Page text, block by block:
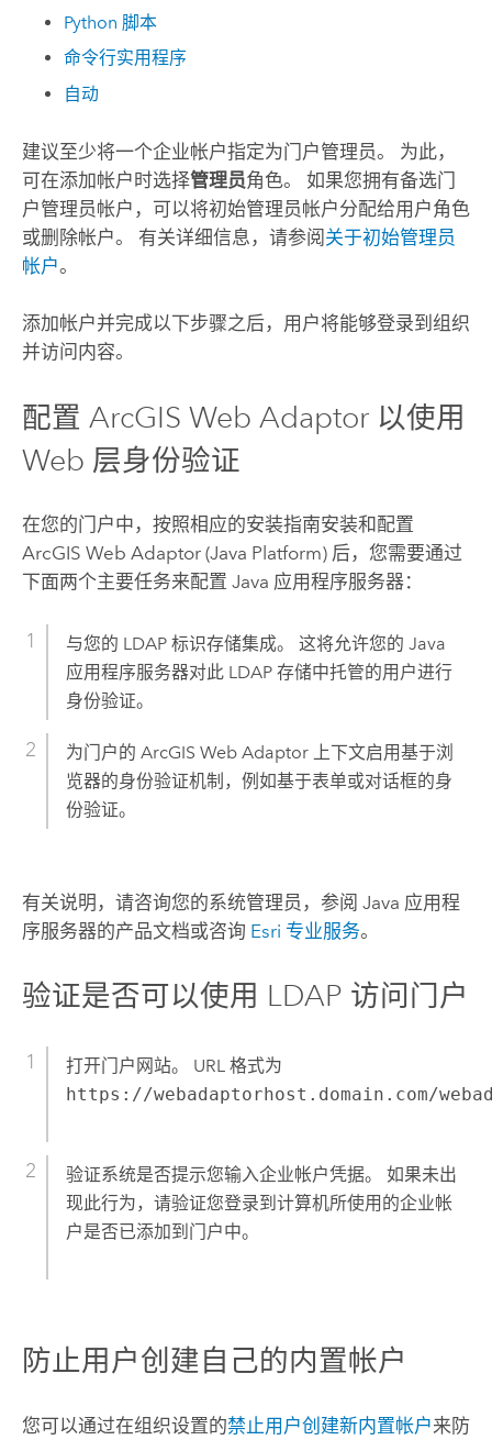
Python 脚本
命令行实用程序
自动
建议至少将一个企业帐户指定为门户管理员。 为此，
可在添加帐户时选择管理员角色。 如果您拥有备选门
户管理员帐户，可以将初始管理员帐户分配给用户角色
或删除帐户。 有关详细信息，请参阅 关于初始管理员
帐户。
添加帐户并完成以下步骤之后，用户将能够登录到组织
并访问内容。
配置 ArcGIS Web Adaptor以使用
Web 层身份验证
在您的门户中，按照相应的安装指南安装和配置
ArcGIS Web Adaptor (Java Platform)后，您需要通过
下面两个主要任务来配置 Java 应用程序服务器：
与您的 LDAP 标识存储集成。 这将允许您的 Java
应用程序服务器对此 LDAP 存储中托管的用户进行
身份验证。
为门户的 ArcGIS Web Adaptor上下文启用基于浏
览器的身份验证机制，例如基于表单或对话框的身
份验证。
有关说明，请咨询您的系统管理员，参阅 Java 应用程
序服务器的产品文档或咨询 Esri 专业服务。
验证是否可以使用 LDAP 访问门户
打开门户网站。 URL 格式为
https://webadaptorhost.domain.com/
验证系统是否提示您输入企业帐户凭据。 如果未出
现此行为，请验证您登录到计算机所使用的企业帐
户是否已添加到门户中。
防止用户创建自己的内置帐户
您可以通过在组织设置的禁止用户创建新内置帐户来防